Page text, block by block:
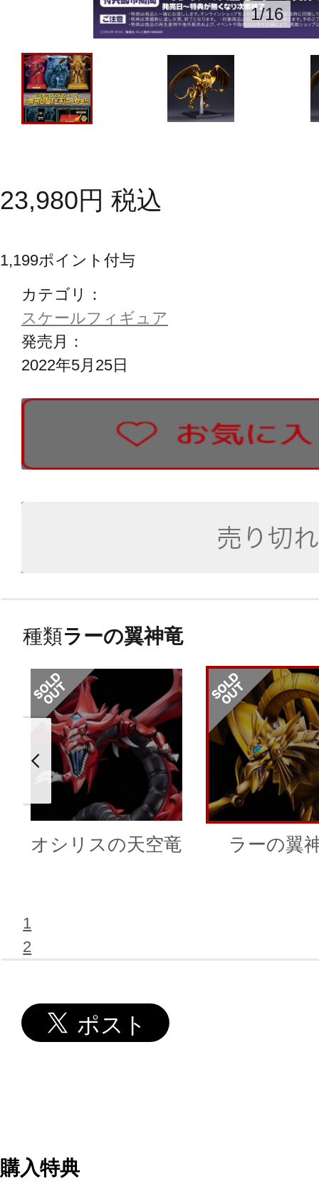
1/16
23,980円 税込
1,199ポイント付与
カテゴリ：
スケールフィギュア
発売月：
2022年5月25日
種類ラーの翼神竜
オシリスの天空竜 ラーの翼
1
2
購入特典